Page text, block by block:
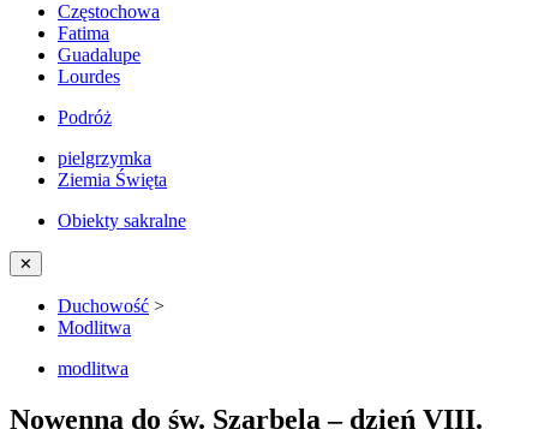
Częstochowa
Fatima
Guadalupe
Lourdes
Podróż
pielgrzymka
Ziemia Święta
Obiekty sakralne
✕
Duchowość >
Modlitwa
modlitwa
Nowenna do św. Szarbela – dzień VIII.